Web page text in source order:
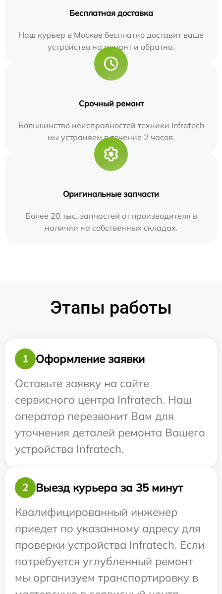
Бесплатная доставка
Наш курьер в Москве бесплатно доставит ваше
устройство на ремонт и обратно.
Срочный ремонт
Большинство неисправностей техники Infratech
мы устраняем в течение 2 часов.
Оригинальные запчасти
Более 20 тыс. запчастей от производителя в
наличии на собственных складах.
Этапы работы
1
Оформление заявки
Оставьте заявку на сайте
сервисного центра Infratech. Наш
оператор перезвонит Вам для
уточнения деталей ремонта Вашего
устройства Infratech.
2
Выезд курьера за 35 минут
Квалифицированный инженер
приедет по указанному адресу для
проверки устройства Infratech. Если
потребуется углубленный ремонт
мы организуем транспортировку в